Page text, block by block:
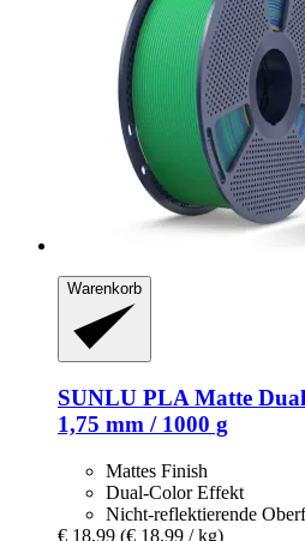
Warenkorb
SUNLU PLA Matte
1,75 mm / 1000 g
Mattes Finish
Dual-Color Effekt
Nicht-reflektierende
€ 18,99 (€ 18,99 / kg)